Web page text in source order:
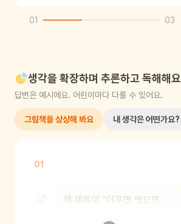
01 03
생각을 확장하며 추론하고 독해해요
답변은 예시에요. 어린이마다 다를 수 있어요.
그림책을 상상해 봐요 내 생각은 어떤가요?
01
책 제목이 "더우면 벗으면